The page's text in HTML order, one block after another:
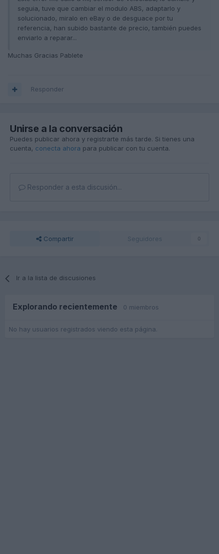
seguia, tuve que cambiar el modulo ABS, adaptarlo y
solucionado, miralo en eBay o de desguace por tu
referencia, han subido bastante de precio, también puedes
enviarlo a reparar...
Muchas Gracias Pablete
Responder
Unirse a la conversación
Puedes publicar ahora y registrarte más tarde. Si tienes una
cuenta, conecta ahora para publicar con tu cuenta.
Responder a esta discusión...
Compartir Seguidores 0
Ir a la lista de discusiones
Explorando recientemente 0 miembros
No hay usuarios registrados viendo esta página.